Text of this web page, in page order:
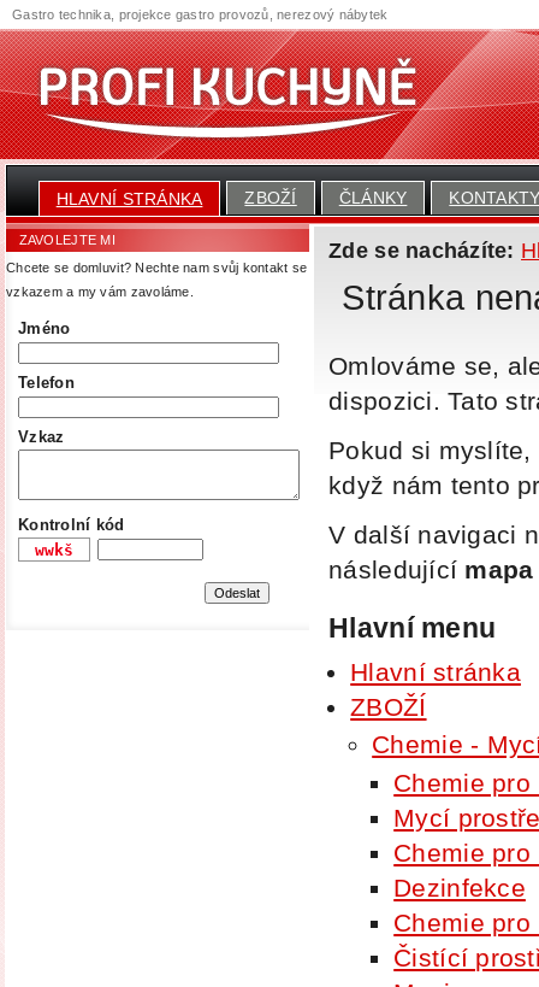
HLAVNÍ STRÁNKA ZBOŽÍ ČLÁNKY
ZAVOLEJTE MI
Chcete se domluvit? Nechte nam svůj kontakt se
vzkazem a my vám zavoláme.
Jméno
Telefon
Vzkaz
Kontrolní kód
Zde se nacházíte:
Stránka
Omlováme se,
dispozici. Tato
Pokud si
když nám tento
V další navigaci
následující
Hlavní menu
Hlavní stránka
ZBOŽÍ
Chemie -
Chemie pro
Mycí
Chemie
Dezinfekce
Chemie pro
Čistící
Gastro technika, projekce gastro provozů, nerezový nábytek